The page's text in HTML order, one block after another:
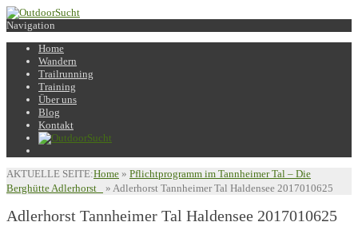
Navigation
Home
Wandern
Trailrunning
Training
Über uns
Blog
Kontakt
AKTUELLE SEITE:Home » Pflichtprogramm im Tannheimer Tal – Die
Berghütte Adlerhorst
» Adlerhorst Tannheimer Tal Haldensee 2017010625
Adlerhorst Tannheimer Tal Haldensee 2017010625